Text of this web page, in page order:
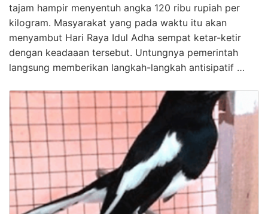
tajam hampir menyentuh angka 120 ribu rupiah per
kilogram. Masyarakat yang pada waktu itu akan
menyambut Hari Raya Idul Adha sempat ketar-ketir
dengan keadaaan tersebut. Untungnya pemerintah
langsung memberikan langkah-langkah antisipatif …